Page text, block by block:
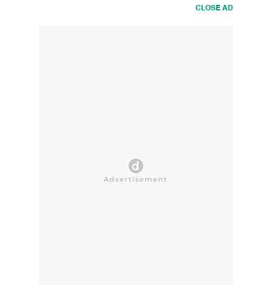
CLOSE AD